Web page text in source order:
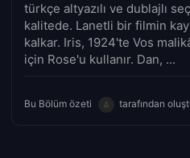
türkçe altyazılı ve dublajlı
kalitede. Lanetli bir filmin
kalkar. Iris, 1924'te Vos
için Rose'u kullanır. Dan, ...
Bu Bölüm özeti tarafından